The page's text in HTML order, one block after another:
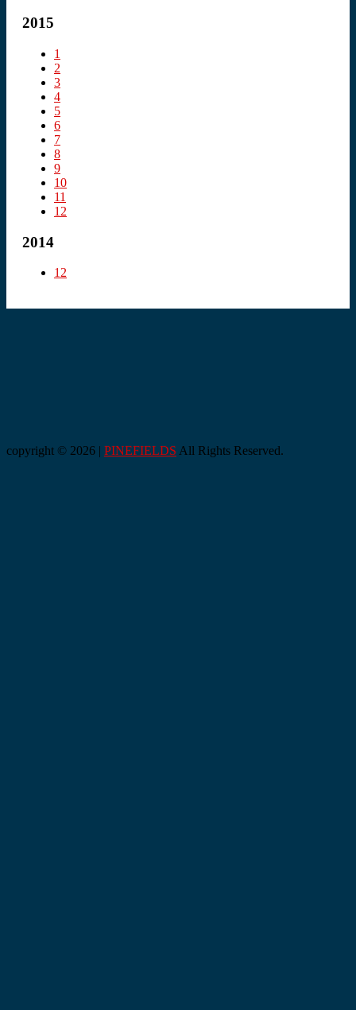
2015
1
2
3
4
5
6
7
8
9
10
11
12
2014
12
copyright © 2026 | PINEFIELDS All Rights Reserved.